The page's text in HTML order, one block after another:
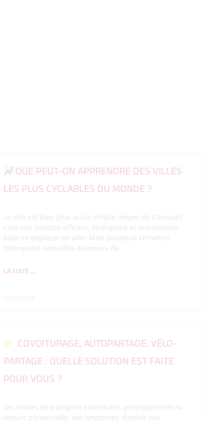
QUE PEUT-ON APPRENDRE DES VILLES
LES PLUS CYCLABLES DU MONDE ?
Le vélo est bien plus qu’un simple moyen de transport :
c’est une solution efficace, écologique et économique
pour se déplacer en ville. Mais pourquoi certaines
métropoles sont-elles devenues de
LA SUITE ...
COVOITURAGE, AUTOPARTAGE, VÉLO-
PARTAGE : QUELLE SOLUTION EST FAITE
POUR VOUS ?
Les modes de transport individuels, principalement la
voiture personnelle, ont longtemps dominé nos